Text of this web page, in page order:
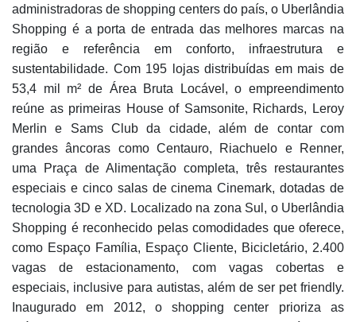
administradoras de shopping centers do país, o Uberlândia
Shopping é a porta de entrada das melhores marcas na
região e referência em conforto, infraestrutura e
sustentabilidade. Com 195 lojas distribuídas em mais de
53,4 mil m² de Área Bruta Locável, o empreendimento
reúne as primeiras House of Samsonite, Richards, Leroy
Merlin e Sams Club da cidade, além de contar com
grandes âncoras como Centauro, Riachuelo e Renner,
uma Praça de Alimentação completa, três restaurantes
especiais e cinco salas de cinema Cinemark, dotadas de
tecnologia 3D e XD. Localizado na zona Sul, o Uberlândia
Shopping é reconhecido pelas comodidades que oferece,
como Espaço Família, Espaço Cliente, Bicicletário, 2.400
vagas de estacionamento, com vagas cobertas e
especiais, inclusive para autistas, além de ser pet friendly.
Inaugurado em 2012, o shopping center prioriza as